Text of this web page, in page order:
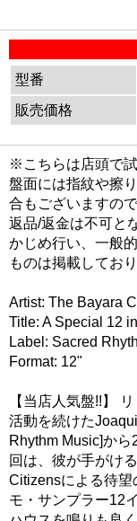
型番
販売価格
※こちらは店頭で
盤面には指紋や擦
合もございますの
返品/返金は不可と
かじめ行い、一般
ものは掲載してお
Artist: The Bayara
Title: A Special 12
Label: Sacred
Format: 12"
【当店人気盤!!】
活動を続けた
Rhythm Music]か
回は、彼が手がけ
Citizensによる待望
モ・サンプラー12